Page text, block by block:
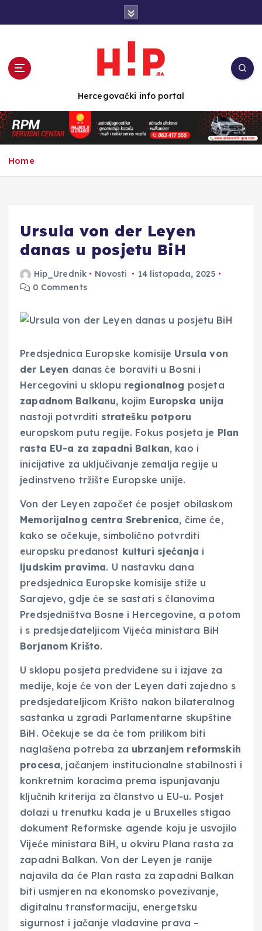
n
t
e
Hercegovački info portal
Home
Ursula von der Leyen
danas u posjetu BiH
Hip_Urednik Novosti
14 listopada, 2025
0 Comments
Predsjednica Europske komisije Ursula von
der Leyen danas će boraviti u Bosni i
Hercegovini u sklopu regionalnog posjeta
zapadnom Balkanu, kojim Europska unija
nastoji potvrditi stratešku potporu
europskom putu regije. Fokus posjeta je Plan
rasta EU-a za zapadni Balkan, kao i
inicijative za uključivanje zemalja regije u
jedinstveno tržište Europske unije.
Von der Leyen započet će posjet obilaskom
Memorijalnog centra Srebrenica, čime će,
kako se očekuje, simbolično potvrditi
europsku predanost kulturi sjećanja i
ljudskim pravima. U nastavku dana
predsjednica Europske komisije stiže u
Sarajevo, gdje će se sastati s članovima
Predsjedništva Bosne i Hercegovine, a potom
i s predsjedateljicom Vijeća ministara BiH
Borjanom Krišto.
U sklopu posjeta predviđene su i izjave za
medije, koje će von der Leyen dati zajedno s
predsjedateljicom Krišto nakon bilateralnog
sastanka u zgradi Parlamentarne skupštine
BiH. Očekuje se da će tom prilikom biti
naglašena potreba za ubrzanjem reformskih
procesa, jačanjem institucionalne stabilnosti i
konkretnim koracima prema ispunjavanju
ključnih kriterija za članstvo u EU-u. Posjet
dolazi u trenutku kada je u Bruxelles stigao
dokument Reformske agende koju je usvojilo
Vijeće ministara BiH, u okviru Plana rasta za
zapadni Balkan. Von der Leyen je ranije
najavila da će Plan rasta za zapadni Balkan
biti usmjeren na ekonomsko povezivanje,
digitalnu transformaciju, energetsku
sigurnost i jačanje vladavine prava –